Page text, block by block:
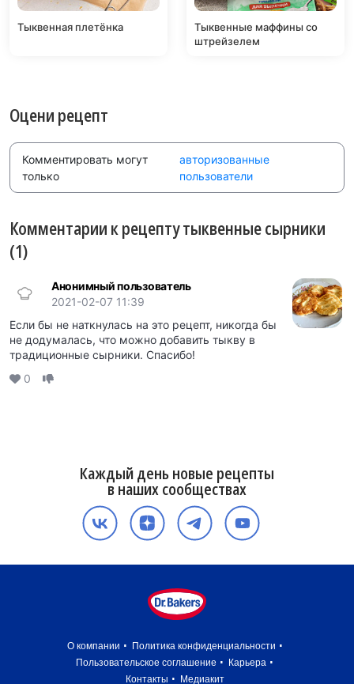
Тыквенная плетёнка
Тыквенные маффины со
штрейзелем
Оцени рецепт
Комментировать могут
только
авторизованные
пользователи
Комментарии к рецепту тыквенные сырники
(1)
Анонимный пользователь
2021-02-07 11:39
Если бы не наткнулась на это рецепт, никогда бы
не додумалась, что можно добавить тыкву в
традиционные сырники. Спасибо!
0
Каждый день новые рецепты
в наших сообществах
О компании
Политика конфиденциальности
Пользовательское соглашение
Карьера
Контакты
Медиакит